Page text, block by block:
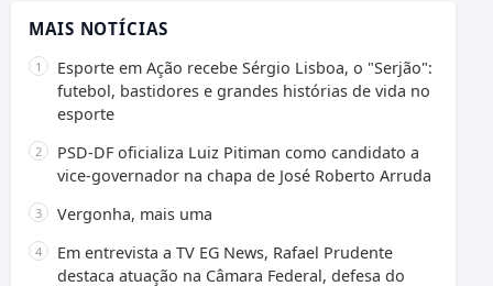
MAIS NOTÍCIAS
Esporte em Ação recebe Sérgio Lisboa, o "Serjão":
futebol, bastidores e grandes histórias de vida no
esporte
PSD-DF oficializa Luiz Pitiman como candidato a
vice-governador na chapa de José Roberto Arruda
Vergonha, mais uma
Em entrevista a TV EG News, Rafael Prudente
destaca atuação na Câmara Federal, defesa do